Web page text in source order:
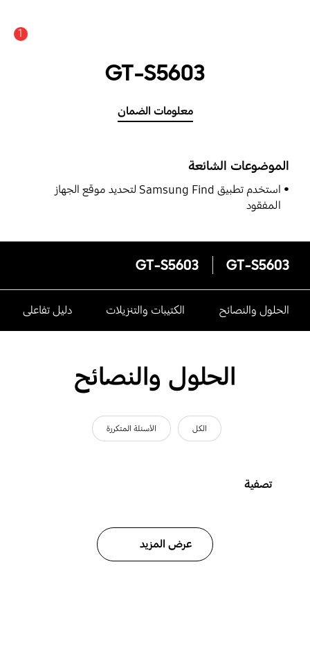
1
GT-S5603
معلومات الضمان
الموضوعات الشائعة
استخدم تطبيق Samsung Find لتحديد موقع الجهاز
المفقود
GT-S5603
GT-S5603
الحلول والنصائح الكتيبات والتنزيلات دليل تفاعلى
الحلول والنصائح
الكل الأسئلة المتكررة
تصفية
عرض المزيد